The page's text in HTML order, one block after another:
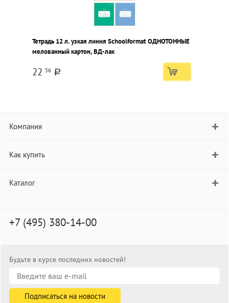
Тетрадь 12 л. узкая линия Schoolformat ОДНОТОННЫЕ
мелованный картон, ВД-лак
22 56 a
Компания
Как купить
Каталог
+7 (495) 380-14-00
Будьте в курсе последних новостей!